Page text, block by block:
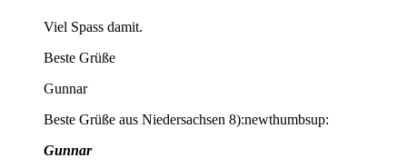
Viel Spass damit.
Beste Grüße
Gunnar
Beste Grüße aus Niedersachsen 8):newthumbsup:
Gunnar